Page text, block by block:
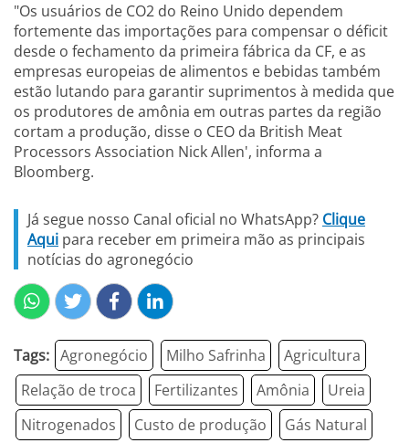
"Os usuários de CO2 do Reino Unido dependem
fortemente das importações para compensar o déficit
desde o fechamento da primeira fábrica da CF, e as
empresas europeias de alimentos e bebidas também
estão lutando para garantir suprimentos à medida que
os produtores de amônia em outras partes da região
cortam a produção, disse o CEO da British Meat
Processors Association Nick Allen', informa a
Bloomberg.
Já segue nosso Canal oficial no WhatsApp? Clique
Aqui para receber em primeira mão as principais
notícias do agronegócio
Tags: Agronegócio Milho Safrinha
Agricultura
Relação de troca
Fertilizantes Amônia
Ureia
Nitrogenados
Custo de produção
Gás Natural